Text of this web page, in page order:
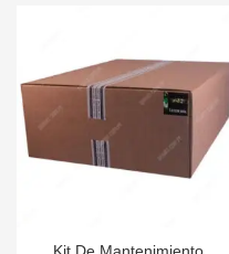
Kit De Mantenimiento